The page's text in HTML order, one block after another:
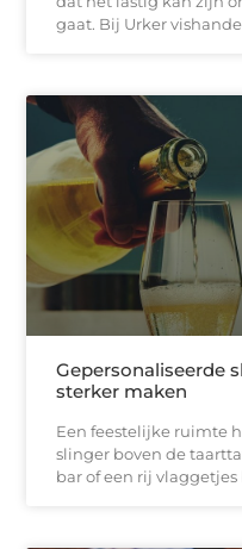
gaat. Bij Urker
Gepersonaliseerde
sterker maken
Een feestelijke ruimte
slinger boven de
bar of een rij